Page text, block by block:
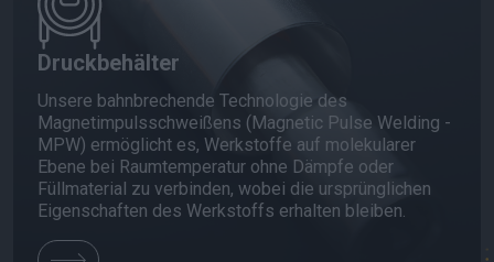
Druckbehälter
Unsere bahnbrechende Technologie des
Magnetimpulsschweißens (Magnetic Pulse Welding -
MPW) ermöglicht es, Werkstoffe auf molekularer
Ebene bei Raumtemperatur ohne Dämpfe oder
Füllmaterial zu verbinden, wobei die ursprünglichen
Eigenschaften des Werkstoffs erhalten bleiben.